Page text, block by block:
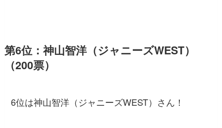
第6位：神山智洋（ジャニーズWEST）
（200票）
6位は神山智洋（ジャニーズWEST）さん！